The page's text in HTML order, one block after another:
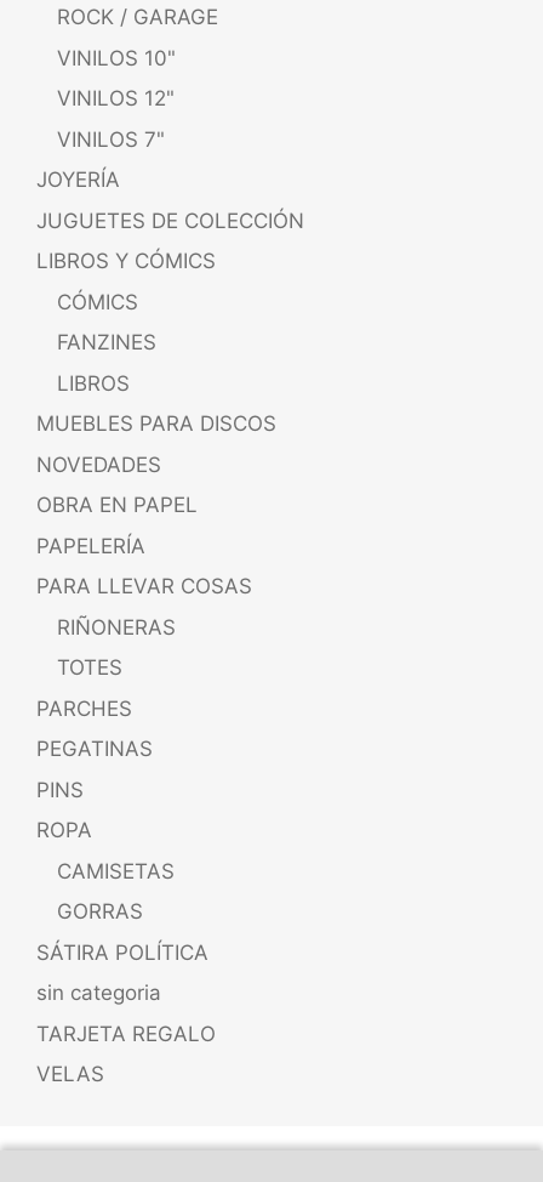
ROCK / GARAGE
VINILOS 10"
VINILOS 12"
VINILOS 7"
JOYERÍA
JUGUETES DE COLECCIÓN
LIBROS Y CÓMICS
CÓMICS
FANZINES
LIBROS
MUEBLES PARA DISCOS
NOVEDADES
OBRA EN PAPEL
PAPELERÍA
PARA LLEVAR COSAS
RIÑONERAS
TOTES
PARCHES
PEGATINAS
PINS
ROPA
CAMISETAS
GORRAS
SÁTIRA POLÍTICA
sin categoria
TARJETA REGALO
VELAS